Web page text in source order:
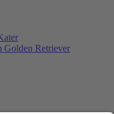
Golden Retriever